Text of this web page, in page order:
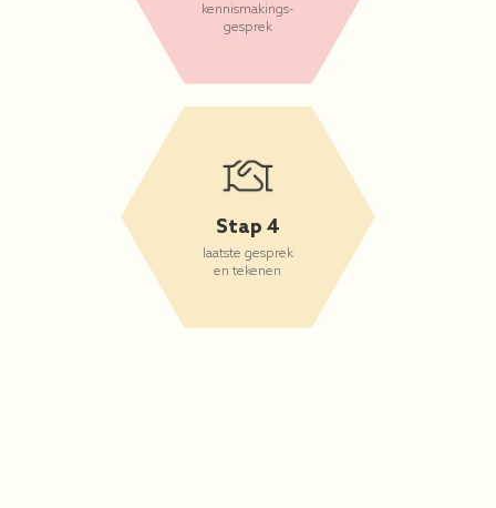
kennismakings-
gesprek
Stap 4
laatste gesprek
en tekenen